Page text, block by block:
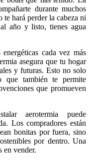
durante muchos
hará perder la cabeza ni
año y listo, tienes agua
cada vez más
asegura que tu hogar
y futuras. Esto no solo
que también te permite
que promueven
aerotermia puede
Los compradores están
bonitas por fuera, sino
por dentro. Una
en vender.